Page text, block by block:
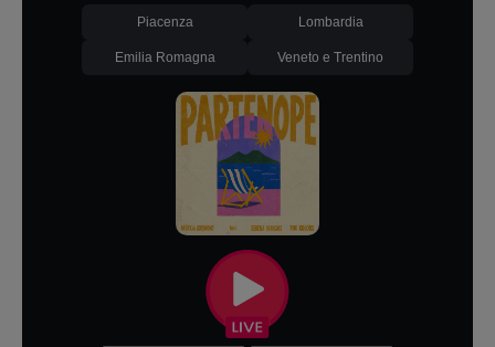
Piacenza Lombardia
Emilia Romagna Veneto e Trentino